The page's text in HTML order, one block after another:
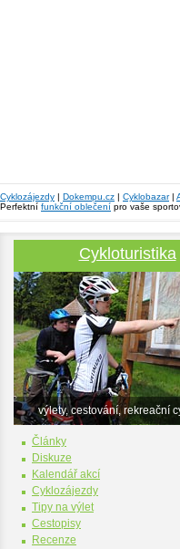
Cyklozájezdy | Dokempu.cz | Cyklobazar|
Perfektní funkční oblečení pro vaše
Cykloturistika
výlety, cestování, rekreační
Články
Diskuze
Kalendář akcí
Cyklozájezdy
Tipy na výlet
Cestopisy
Recenze